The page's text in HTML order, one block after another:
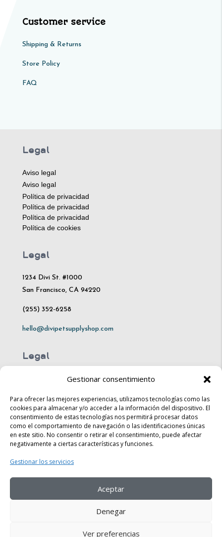
Gestionar consentimiento
Para ofrecer las mejores experiencias, utilizamos tecnologías como las
cookies para almacenar y/o acceder a la información del dispositivo. El
consentimiento de estas tecnologías nos permitirá procesar datos
como el comportamiento de navegación o las identificaciones únicas
en este sitio. No consentir o retirar el consentimiento, puede afectar
negativamente a ciertas características y funciones.
Gestionar los servicios
Aceptar
Denegar
Ver preferencias
Customer service
Shipping & Returns
Store Policy​​
FAQ
Legal
Aviso legal
Aviso legal
Política de privacidad
Política de privacidad
Política de privacidad
Política de cookies
Legal
1234 Divi St. #1000
San Francisco, CA 94220
(255) 352-6258
hello@divipetsupplyshop.com
Legal
Mon – Fri: 10am – 8pm
Sat: 10am – 4pm​​
Sun: 10am – 6pm
Legal
Shipping & Returns